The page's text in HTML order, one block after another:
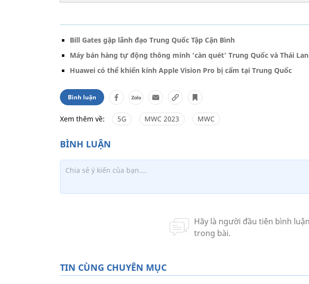
Bill Gates gặp lãnh đạo Trung Quốc Tập Cận Bình
Máy bán hàng tự động thông minh ‘càn quét’ Trung Quốc và Thái Lan
Huawei có thể khiến kính Apple Vision Pro bị cấm tại Trung Quốc
Bình luận
Xem thêm về: 5G MWC 2023 MWC
TIN CÙNG CHUYÊN MỤC